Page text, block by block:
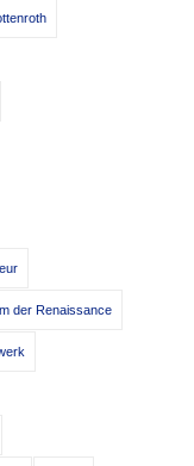
der Renaissance